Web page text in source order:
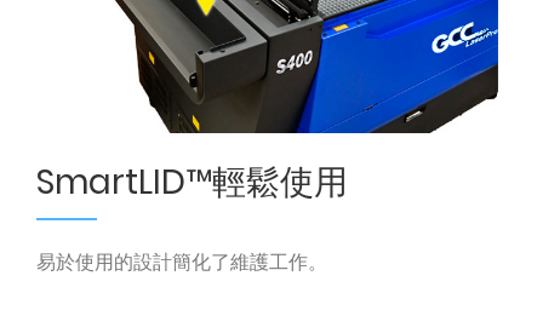
SmartLID™輕鬆使用
易於使用的設計簡化了維護工作。